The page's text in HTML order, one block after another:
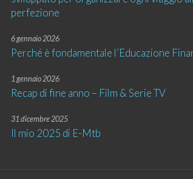
perfezione
6 gennaio 2026
Perché è fondamentale l’Educazione
1 gennaio 2026
Recap di fine anno – Film & Serie TV
31 dicembre 2025
Il mio 2025 di E-Mtb